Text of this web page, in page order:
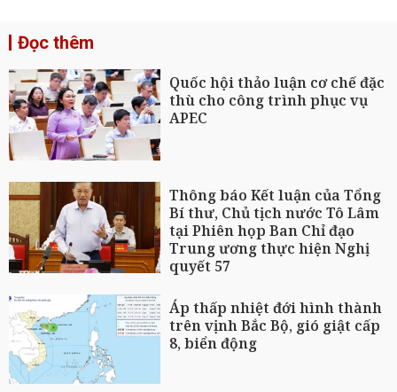
Đọc thêm
Quốc hội thảo luận cơ chế đặc
thù cho công trình phục vụ
APEC
Thông báo Kết luận của Tổng
Bí thư, Chủ tịch nước Tô Lâm
tại Phiên họp Ban Chỉ đạo
Trung ương thực hiện Nghị
quyết 57
Áp thấp nhiệt đới hình thành
trên vịnh Bắc Bộ, gió giật cấp
8, biển động